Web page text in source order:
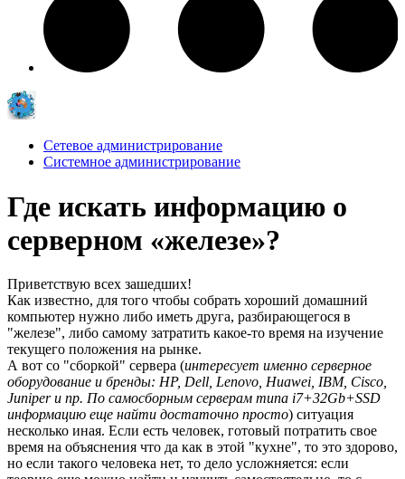
Сетевое администрирование
Системное администрирование
Где искать информацию о
серверном «железе»?
Приветствую всех зашедших!
Как известно, для того чтобы собрать хороший домашний
компьютер нужно либо иметь друга, разбирающегося в
"железе", либо самому затратить какое-то время на изучение
текущего положения на рынке.
А вот со "сборкой" сервера (интересует именно серверное
оборудование и бренды: HP, Dell, Lenovo, Huawei, IBM, Cisco,
Juniper и пр. По самосборным серверам типа i7+32Gb+SSD
информацию еще найти достаточно просто) ситуация
несколько иная. Если есть человек, готовый потратить свое
время на объяснения что да как в этой "кухне", то это здорово,
но если такого человека нет, то дело усложняется: если